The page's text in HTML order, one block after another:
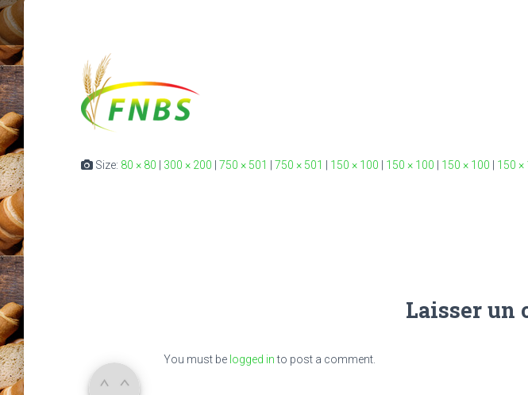
Size: 80 × 80 300 × 200 750 × 501 750 × 501 150 × 100 150 × 100 150 × 100 150 ×
Laisser un
You must be logged into post a comment.